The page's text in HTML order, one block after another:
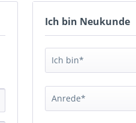
Ich bin Neukunde